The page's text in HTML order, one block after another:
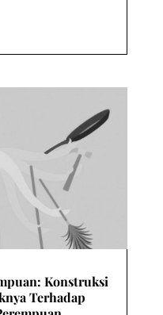
Konstruksi
Terhadap